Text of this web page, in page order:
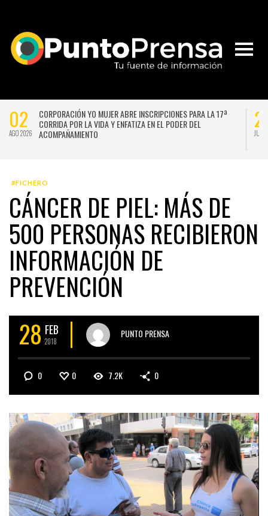
02
AGO 2026
CORPORACIÓN YO MUJER ABRE INSCRIPCIONES PARA LA 17ª
CORRIDA POR LA VIDA Y ENFATIZA EN EL PODER DEL
ACOMPAÑAMIENTO
JUL
#FICHERO
CÁNCER DE PIEL: MÁS DE
500 PERSONAS RECIBIERON
INFORMACIÓN DE
PREVENCIÓN
28 FEB
2018
PUNTO PRENSA
0 0 7.2K 0